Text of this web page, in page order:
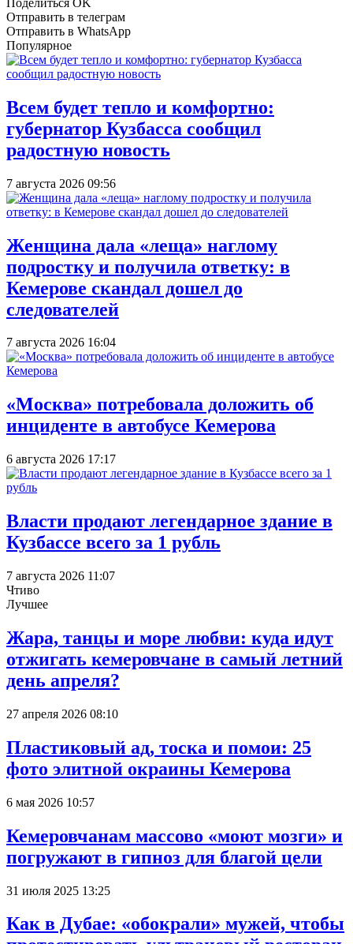
Отправить в телеграм
Отправить в WhatsApp
Популярное
Всем будет тепло и комфортно:
губернатор Кузбасса сообщил
радостную новость
7 августа 2026 09:56
Женщина дала «леща» наглому
подростку и получила ответку: в
Кемерове скандал дошел до
следователей
7 августа 2026 16:04
«Москва» потребовала доложить об
инциденте в автобусе Кемерова
6 августа 2026 17:17
Власти продают легендарное здание в
Кузбассе всего за 1 рубль
7 августа 2026 11:07
Чтиво
Лучшее
Жара, танцы и море любви: куда идут
отжигать кемеровчане в самый летний
день апреля?
27 апреля 2026 08:10
Пластиковый ад, тоска и помои: 25
фото элитной окраины Кемерова
6 мая 2026 10:57
Кемеровчанам массово «моют мозги» и
погружают в гипноз для благой цели
31 июля 2025 13:25
Как в Дубае: «обокрали» мужей, чтобы